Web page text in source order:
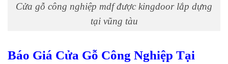
Cửa gỗ công nghiệp mdf được kingdoor lắp dựng
tại vũng tàu
Báo Giá Cửa Gỗ Công Nghiệp Tại